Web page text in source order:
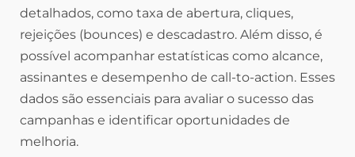
detalhados, como taxa de abertura, cliques,
rejeições (bounces) e descadastro. Além disso, é
possível acompanhar estatísticas como alcance,
assinantes e desempenho de call-to-action. Esses
dados são essenciais para avaliar o sucesso das
campanhas e identificar oportunidades de
melhoria.